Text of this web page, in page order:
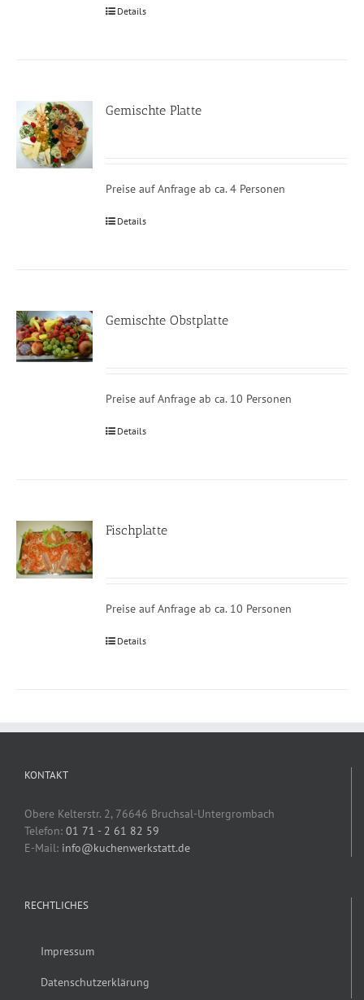
Details
Gemischte Platte
Preise auf Anfrage ab ca. 4 Personen
Details
Gemischte Obstplatte
Preise auf Anfrage ab ca. 10 Personen
Details
Fischplatte
Preise auf Anfrage ab ca. 10 Personen
Details
KONTAKT
Obere Kelterstr. 2, 76646 Bruchsal-Untergrombach
Telefon: 01 71 - 2 61 82 59
E-Mail: info@kuchenwerkstatt.de
RECHTLICHES
Impressum
Datenschutzerklärung